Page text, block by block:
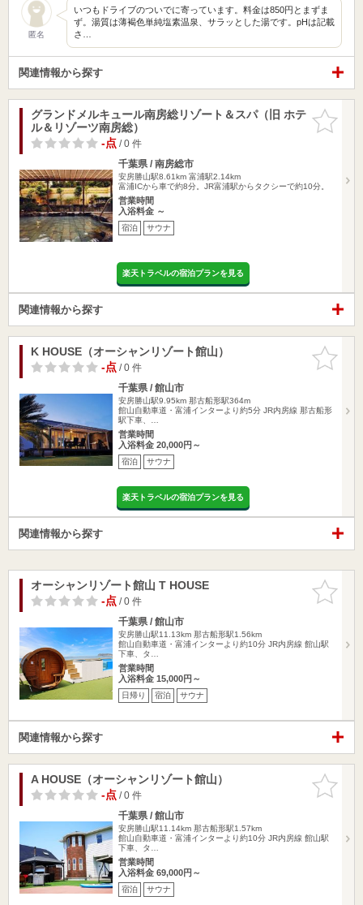
匿名
いつもドライブのついでに寄っています。料金は850円とまずま
ず。湯質は薄褐色単純塩素温泉、サラッとした湯です。pHは記載
さ…
関連情報から探す
お気に入
りに追加
グランドメルキュール南房総リゾート＆スパ（旧 ホテ
ル＆リゾーツ南房総）
-点/ 0 件
千葉県 / 南房総市
安房勝山駅8.61km 富浦駅2.14km
富浦ICから車で約8分。JR富浦駅からタクシーで約10分。
営業時間
入浴料金 ～
宿泊 サウナ
楽天トラベルの宿泊プランを見る
関連情報から探す
お気に入
りに追加
K HOUSE（オーシャンリゾート館山）
-点/ 0 件
千葉県 / 館山市
安房勝山駅9.95km 那古船形駅364m
館山自動車道・富浦インターより約5分 JR内房線 那古船形
駅下車、…
営業時間
入浴料金 20,000円～
宿泊 サウナ
楽天トラベルの宿泊プランを見る
関連情報から探す
お気に入
りに追加
オーシャンリゾート館山 T HOUSE
-点/ 0 件
千葉県 / 館山市
安房勝山駅11.13km 那古船形駅1.56km
館山自動車道・富浦インターより約10分 JR内房線 館山駅
下車、タ…
営業時間
入浴料金 15,000円～
日帰り 宿泊 サウナ
関連情報から探す
お気に入
りに追加
A HOUSE（オーシャンリゾート館山）
-点/ 0 件
千葉県 / 館山市
安房勝山駅11.14km 那古船形駅1.57km
館山自動車道・富浦インターより約10分 JR内房線 館山駅
下車、タ…
営業時間
入浴料金 69,000円～
宿泊 サウナ